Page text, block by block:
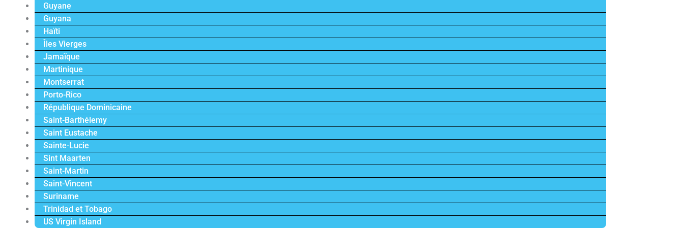
Guyane
Guyana
Haïti
Îles Vierges
Jamaïque
Martinique
Montserrat
Porto-Rico
République Dominicaine
Saint-Barthélemy
Saint Eustache
Sainte-Lucie
Sint Maarten
Saint-Martin
Saint-Vincent
Suriname
Trinidad et Tobago
US Virgin Island